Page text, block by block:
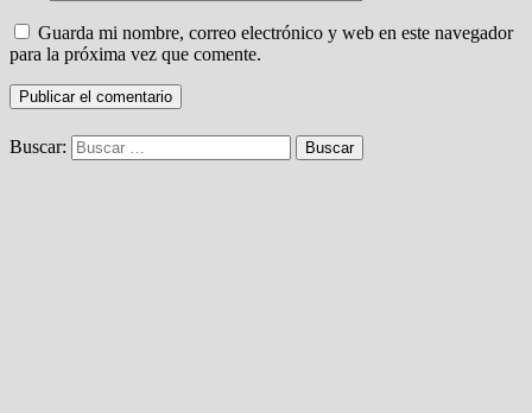
Guarda mi nombre, correo electrónico y web en este navegador
para la próxima vez que comente.
Buscar: